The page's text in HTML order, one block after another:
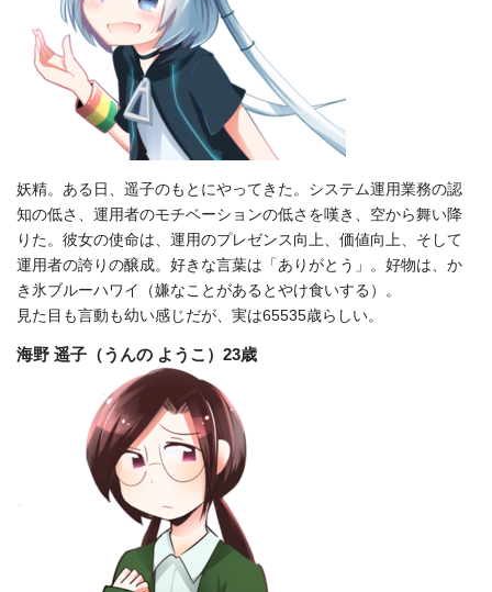
妖精。ある日、遥子のもとにやってきた。システム運用業務の認
知の低さ、運用者のモチベーションの低さを嘆き、空から舞い降
りた。彼女の使命は、運用のプレゼンス向上、価値向上、そして
運用者の誇りの醸成。好きな言葉は「ありがとう」。好物は、か
き氷ブルーハワイ（嫌なことがあるとやけ食いする）。
見た目も言動も幼い感じだが、実は65535歳らしい。
海野 遥子（うんの ようこ）23歳